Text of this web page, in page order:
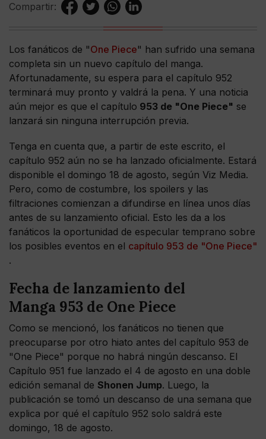
Compartir:
Los fanáticos de "One Piece" han sufrido una semana
completa sin un nuevo capítulo del manga.
Afortunadamente, su espera para el capítulo 952
terminará muy pronto y valdrá la pena. Y una noticia
aún mejor es que el capítulo 953 de "One Piece" se
lanzará sin ninguna interrupción previa.
Tenga en cuenta que, a partir de este escrito, el
capítulo 952 aún no se ha lanzado oficialmente. Estará
disponible el domingo 18 de agosto, según Viz Media.
Pero, como de costumbre, los spoilers y las
filtraciones comienzan a difundirse en línea unos días
antes de su lanzamiento oficial. Esto les da a los
fanáticos la oportunidad de especular temprano sobre
los posibles eventos en el capítulo 953 de "One Piece"
.
Fecha de lanzamiento del
Manga 953 de One Piece
Como se mencionó, los fanáticos no tienen que
preocuparse por otro hiato antes del capítulo 953 de
"One Piece" porque no habrá ningún descanso. El
Capítulo 951 fue lanzado el 4 de agosto en una doble
edición semanal de Shonen Jump. Luego, la
publicación se tomó un descanso de una semana que
explica por qué el capítulo 952 solo saldrá este
domingo, 18 de agosto.